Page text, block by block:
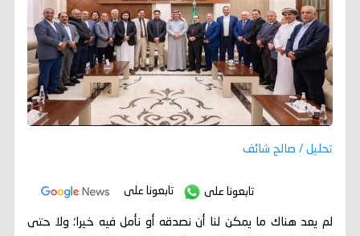
تحليل / صالح شائف
تابعونا على تابعونا على
لم يعد هناك ما يمكن لنا أن نصدقه أو نأمل فيه خيرا؛ ولا حتى